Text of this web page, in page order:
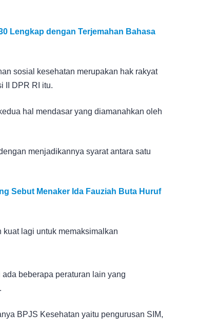
Lengkap dengan Terjemahan Bahasa
sosial kesehatan merupakan hak rakyat
II DPR RI itu.
hal mendasar yang diamanahkan oleh
menjadikannya syarat antara satu
Sebut Menaker Ida Fauziah Buta Huruf
lagi untuk memaksimalkan
beberapa peraturan lain yang
BPJS Kesehatan yaitu pengurusan SIM,